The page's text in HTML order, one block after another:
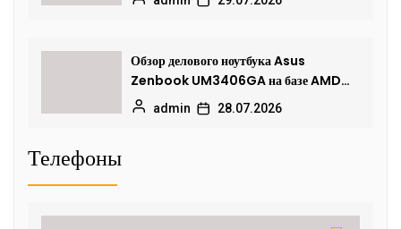
Обзор делового ноутбука Asus
Zenbook UM3406GA на базе AMD
Ryzen AI 7 445
admin 28.07.2026
Телефоны